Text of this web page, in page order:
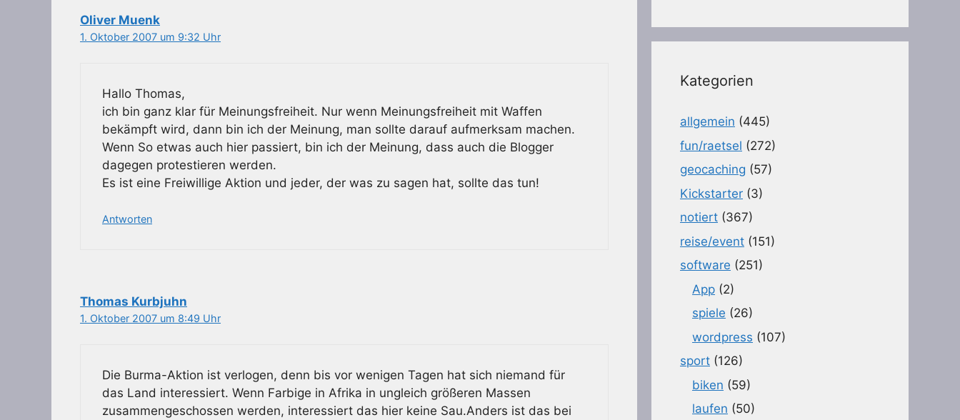
Oliver Muenk
1. Oktober 2007 um 9:32 Uhr
Hallo Thomas,
ich bin ganz klar für Meinungsfreiheit. Nur wenn Meinungsfreiheit mit Waffen
bekämpft wird, dann bin ich der Meinung, man sollte darauf aufmerksam machen.
Wenn So etwas auch hier passiert, bin ich der Meinung, dass auch die Blogger
dagegen protestieren werden.
Es ist eine Freiwillige Aktion und jeder, der was zu sagen hat, sollte das tun!
Antworten
Thomas Kurbjuhn
1. Oktober 2007 um 8:49 Uhr
Die Burma-Aktion ist verlogen, denn bis vor wenigen Tagen hat sich niemand für
das Land interessiert. Wenn Farbige in Afrika in ungleich größeren Massen
zusammengeschossen werden, interessiert das hier keine Sau.Anders ist das bei
Kategorien
allgemein (445)
fun/raetsel (272)
geocaching (57)
Kickstarter (3)
notiert (367)
reise/event (151)
software (251)
App (2)
spiele (26)
wordpress (107)
sport (126)
biken (59)
laufen (50)